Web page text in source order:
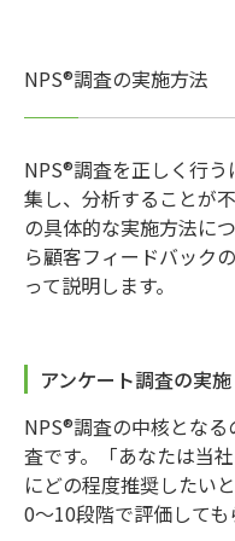
NPS®調査の実施方法
NPS®調査を正しく行
集し、分析することが
の具体的な実施方法に
ら顧客フィードバック
って説明します。
アンケート調査の実施
NPS®調査の中核とな
査です。「あなたは当
にどの程度推奨したい
0〜10段階で評価しても